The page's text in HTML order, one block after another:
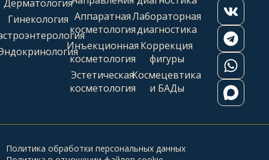
Дерматология
Гинекология Аппаратная
косметология
Инъекционная
косметология
Эстетическая
косметология
Лабораторная
диагностика
Коррекция
фигуры
Космецевтика
и БАДы
Политика обработки персональных данных